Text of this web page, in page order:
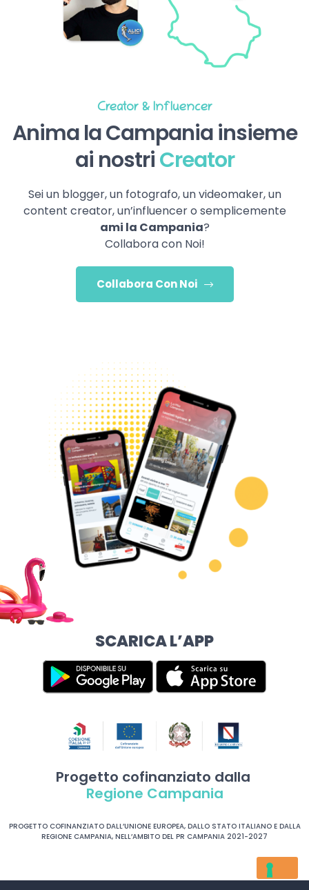
Creator & Influencer
Anima la Campania insieme
ai nostriCreator
Sei un blogger, un fotografo, un videomaker, un
content creator, un’influencer o semplicemente
ami la Campania?
Collabora con Noi!
Collabora Con Noi
SCARICA L’APP
Progetto cofinanziato dalla
Regione Campania
PROGETTO COFINANZIATO DALL’UNIONE EUROPEA, DALLO STATO ITALIANO E DALLA
REGIONE CAMPANIA, NELL’AMBITO DEL PR CAMPANIA 2021-2027